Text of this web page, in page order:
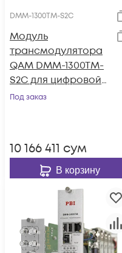
DMM-1300TM-S2C
Модуль
трансмодулятора
QAM DMM-1300TM-
S2C для цифровой
ГС PBI DMM-1000
Под заказ
10 166 411 сум
В корзину